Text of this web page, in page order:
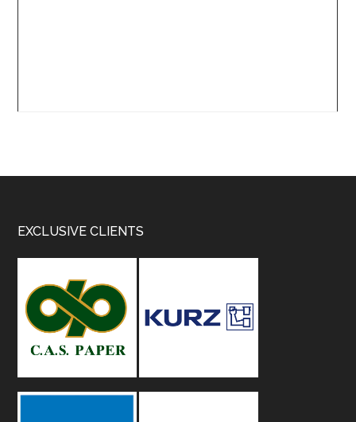
Footer
EXCLUSIVE CLIENTS